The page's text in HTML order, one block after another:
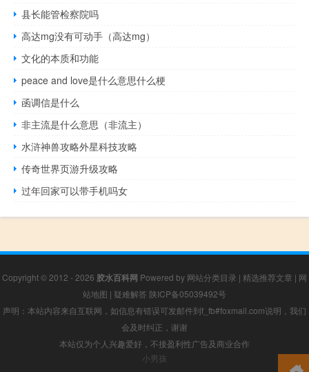
县长能管检察院吗
高达mg没有可动手（高达mg）
文化的本质和功能
peace and love是什么意思什么梗
函调信是什么
非主流是什么意思（非流主）
水浒神兽攻略外星科技攻略
传奇世界页游升级攻略
过年回家可以带手机吗女
Copyright © 2012 - 2026 胶水百科网 Powered by 网站分类目录 | 精选推荐文章 | 网
站地图 | 疑难解答 陕ICP备05039492号
声明：本站内容来自互联网，如信息有错误可发邮件到f_fb#foxmail.com说明，我们
会及时纠正，谢谢
本站仅为个人兴趣爱好，不接盈利性广告及商业合作
小男孩